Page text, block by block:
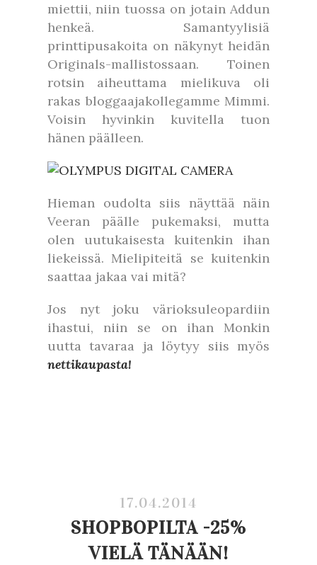
miettii, niin tuossa on jotain Addun
henkeä. Samantyylisiä
printtipusakoita on näkynyt heidän
Originals-mallistossaan. Toinen
rotsin aiheuttama mielikuva oli
rakas bloggaajakollegamme Mimmi.
Voisin hyvinkin kuvitella tuon
hänen päälleen.
Hieman oudolta siis näyttää näin
Veeran päälle pukemaksi, mutta
olen uutukaisesta kuitenkin ihan
liekeissä. Mielipiteitä se kuitenkin
saattaa jakaa vai mitä?
Jos nyt joku värioksuleopardiin
ihastui, niin se on ihan Monkin
uutta tavaraa ja löytyy siis myös
nettikaupasta!
17.04.2014
SHOPBOPILTA -25%
VIELÄ TÄNÄÄN!